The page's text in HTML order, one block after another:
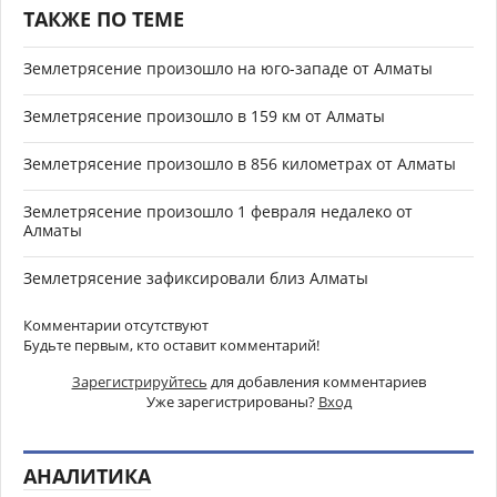
ТАКЖЕ ПО ТЕМЕ
Землетрясение произошло на юго-западе от Алматы
Землетрясение произошло в 159 км от Алматы
Землетрясение произошло в 856 километрах от Алматы
Землетрясение произошло 1 февраля недалеко от
Алматы
Землетрясение зафиксировали близ Алматы
Комментарии отсутствуют
Будьте первым, кто оставит комментарий!
Зарегистрируйтесь для добавления комментариев
Уже зарегистрированы? Вход
АНАЛИТИКА